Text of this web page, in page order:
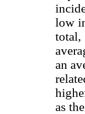
low
total,
an
as